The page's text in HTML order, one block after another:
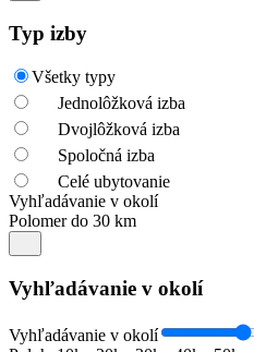
Typ izby
Všetky typy
Jednolôžková izba
Dvojlôžková izba
Spoločná izba
Celé ubytovanie
Vyhľadávanie v okolí
Polomer do 30 km
Vyhľadávanie v okolí
Vyhľadávanie v okolí